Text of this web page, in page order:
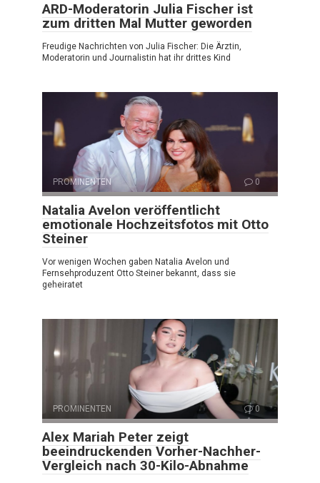
ARD-Moderatorin Julia Fischer ist
zum dritten Mal Mutter geworden
Freudige Nachrichten von Julia Fischer: Die Ärztin,
Moderatorin und Journalistin hat ihr drittes Kind
PROMINENTEN 0
Natalia Avelon veröffentlicht
emotionale Hochzeitsfotos mit Otto
Steiner
Vor wenigen Wochen gaben Natalia Avelon und
Fernsehproduzent Otto Steiner bekannt, dass sie
geheiratet
PROMINENTEN 0
Alex Mariah Peter zeigt
beeindruckenden Vorher-Nachher-
Vergleich nach 30-Kilo-Abnahme